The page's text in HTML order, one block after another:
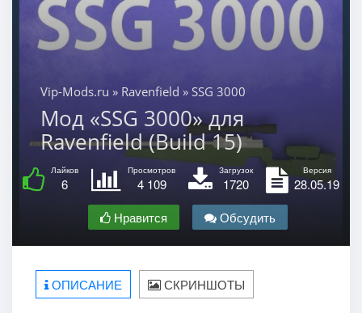
Vip-Mods.ru » Ravenfield » SSG 3000
Мод «SSG 3000» для
Ravenfield (Build 15)
Лайков
6
Просмотров
4 109
Загрузок
1720
Версия
28.05.19
Нравится
Обсудить
ОПИСАНИЕ СКРИНШОТЫ